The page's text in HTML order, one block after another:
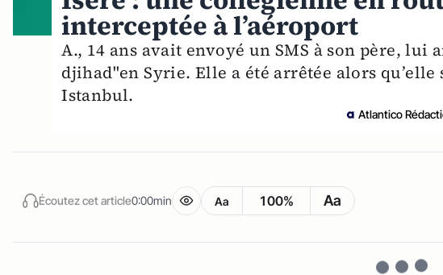
interceptée à l’aéroport
A., 14 ans avait envoyé un SMS à son père,
djihad"en Syrie. Elle a été arrêtée alors
Istanbul.
Atlantico
Écoutez cet article0:00min Aa 100% Aa